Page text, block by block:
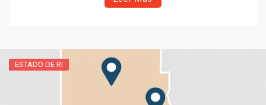
cómo el Congreso, más que la Casa Blanca, define
ESTADO DE RI